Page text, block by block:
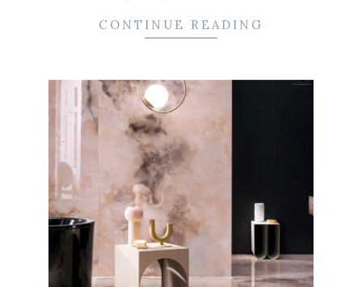
CONTINUE READING